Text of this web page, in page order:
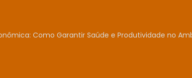
Como Garantir Saúde e Produtividade no